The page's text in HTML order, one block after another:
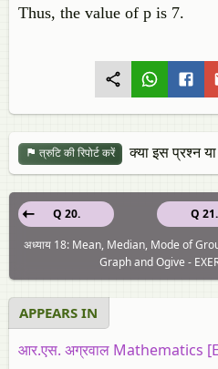
Thus, the value of p is 7.
त्रुटि की रिपोर्ट करें क्या इस प्रश्न
Q 21.
Q 20.
अध्याय 18: Mean, Median, Mode of
Graph and Ogive -
APPEARS IN
आर.एस. अग्रवाल Mathematics